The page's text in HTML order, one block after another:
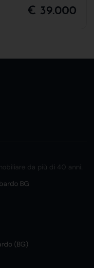
€ 39.000
da più di 40 anni.
BG
(BG)